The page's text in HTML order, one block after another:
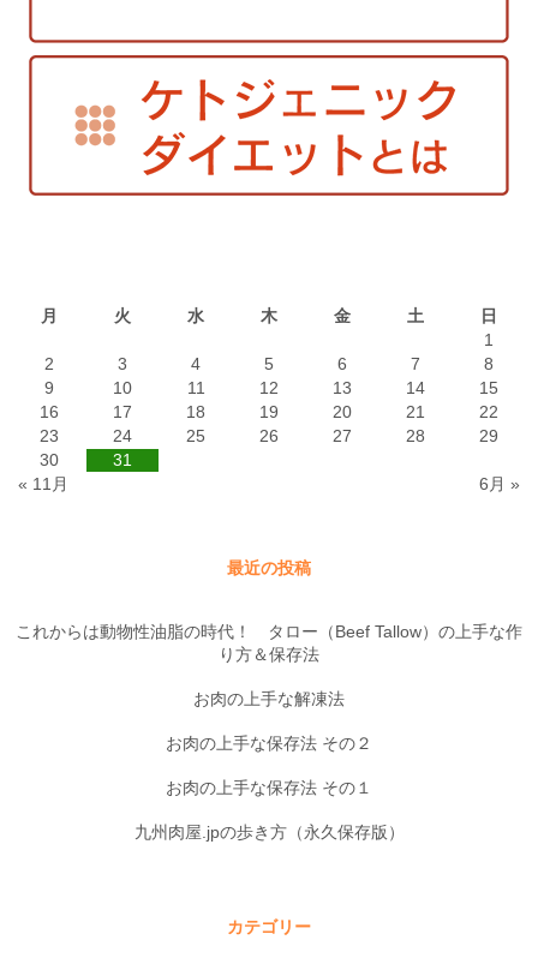
月 火 水 木 金 土
日
1
2
3 4 5 6 7
8
9
10 11 12 13 14
15
16
17 18 19 20 21
22
23
24 25 26 27 28
29
30
31
« 11月
6月 »
最近の投稿
これからは動物性油脂の時代！ タロー（Beef Tallow）の上手な作
り方＆保存法
お肉の上手な解凍法
お肉の上手な保存法 その２
お肉の上手な保存法 その１
九州肉屋.jpの歩き方（永久保存版）
カテゴリー